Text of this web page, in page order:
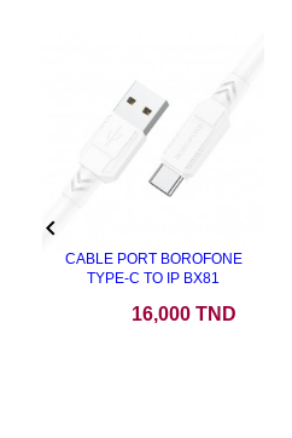
CABLE PORT BOROFONE
TYPE-C TO IP BX81
16,000 TND
